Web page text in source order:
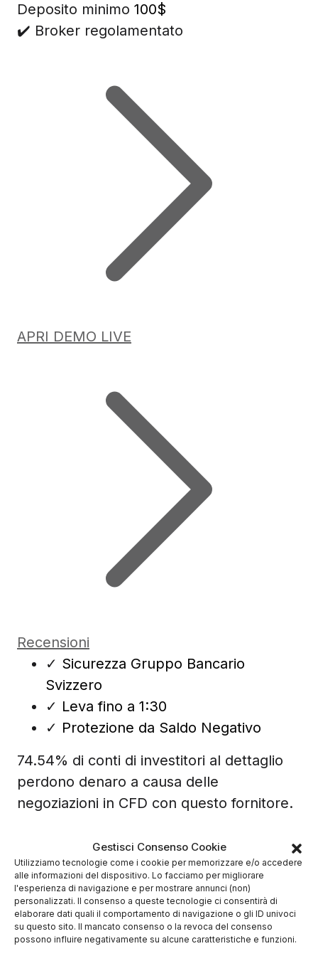
Gestisci Consenso Cookie
Utilizziamo tecnologie come i cookie per memorizzare e/o accedere
alle informazioni del dispositivo. Lo facciamo per migliorare
l'esperienza di navigazione e per mostrare annunci (non)
personalizzati. Il consenso a queste tecnologie ci consentirà di
elaborare dati quali il comportamento di navigazione o gli ID univoci
su questo sito. Il mancato consenso o la revoca del consenso
possono influire negativamente su alcune caratteristiche e funzioni.
Deposito minimo 100$
✔️ Broker regolamentato
APRI DEMO LIVE
Recensioni
✓ Sicurezza Gruppo Bancario
Svizzero
✓ Leva fino a 1:30
✓ Protezione da Saldo Negativo
74.54% di conti di investitori al dettaglio
perdono denaro a causa delle
negoziazioni in CFD con questo fornitore.